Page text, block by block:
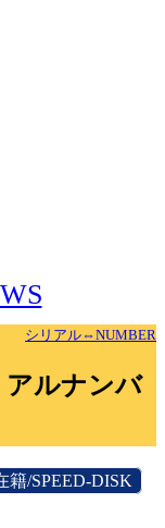
シリアル⇔NUMBER
ルナンバ
籍/SPEED-DISK